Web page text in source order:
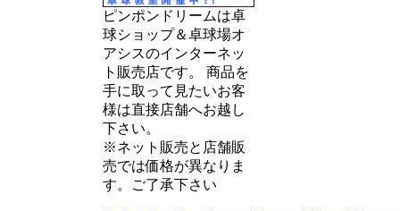
ピンポンドリームは卓
球ショップ＆卓球場オ
アシスのインターネッ
ト販売店です。 商品を
手に取って見たいお客
様は直接店舗へお越し
下さい。
※ネット販売と店舗販
売では価格が異なりま
す。ご了承下さい